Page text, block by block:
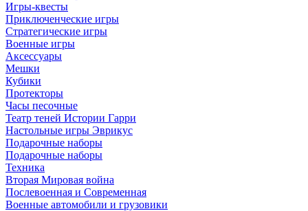
Игры-квесты
Приключенческие игры
Стратегические игры
Военные игры
Аксессуары
Мешки
Кубики
Протекторы
Часы песочные
Театр теней Истории Гарри
Настольные игры Эврикус
Подарочные наборы
Подарочные наборы
Техника
Вторая Мировая война
Послевоенная и Современная
Военные автомобили и грузовики